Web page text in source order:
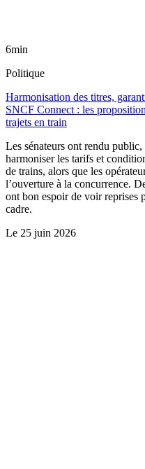
6min
Politique
Harmonisation des titres,
SNCF Connect : les
trajets en train
Les sénateurs ont rendu
harmoniser les tarifs et
de trains, alors que les
l’ouverture à la concurrence.
ont bon espoir de voir reprises
cadre.
Le 25 juin 2026